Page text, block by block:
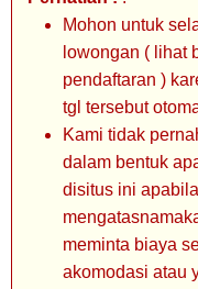
Mohon untuk
lowongan ( lihat
pendaftaran )
tgl tersebut
Kami tidak
dalam bentuk
disitus ini
meminta biaya
akomodasi atau